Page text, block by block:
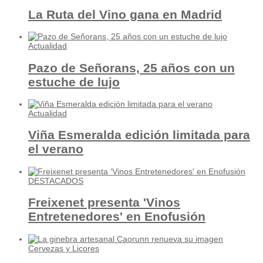
La Ruta del Vino gana en Madrid
Actualidad
Pazo de Señorans, 25 años con un
estuche de lujo
Actualidad
Viña Esmeralda edición limitada para
el verano
DESTACADOS
Freixenet presenta 'Vinos
Entretenedores' en Enofusión
Cervezas y Licores